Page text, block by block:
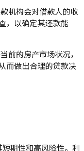
机构会对借款人的收
，以确定其还款能
前的房产市场状况，
而做出合理的贷款决
期性和高风险性。利